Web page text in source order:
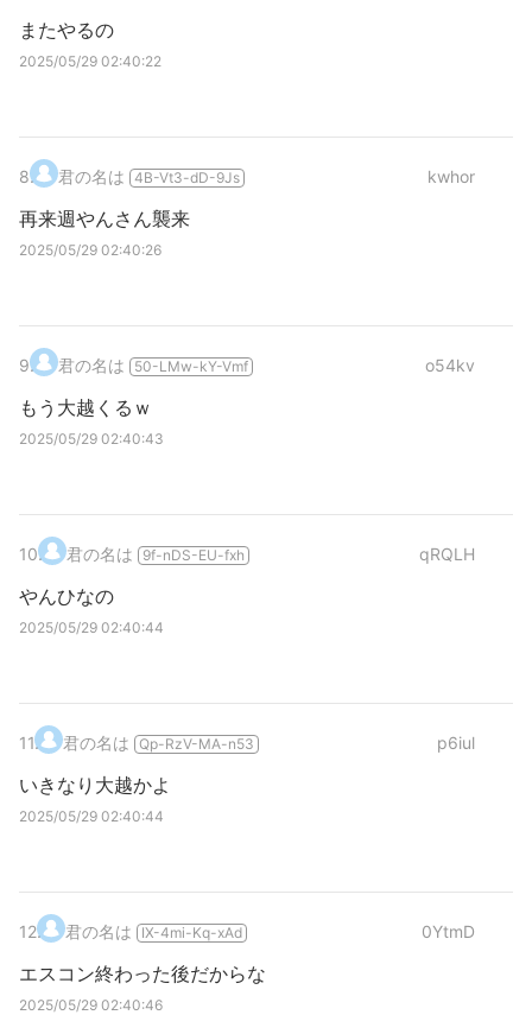
またやるの
2025/05/29 02:40:22
8. 君の名は 4B-Vt3-dD-9Js kwhor
再来週やんさん襲来
2025/05/29 02:40:26
9. 君の名は 50-LMw-kY-Vmf o54kv
もう大越くるｗ
2025/05/29 02:40:43
10. 君の名は 9f-nDS-EU-fxh qRQLH
やんひなの
2025/05/29 02:40:44
11. 君の名は Qp-RzV-MA-n53 p6iul
いきなり大越かよ
2025/05/29 02:40:44
12. 君の名は IX-4mi-Kq-xAd 0YtmD
エスコン終わった後だからな
2025/05/29 02:40:46